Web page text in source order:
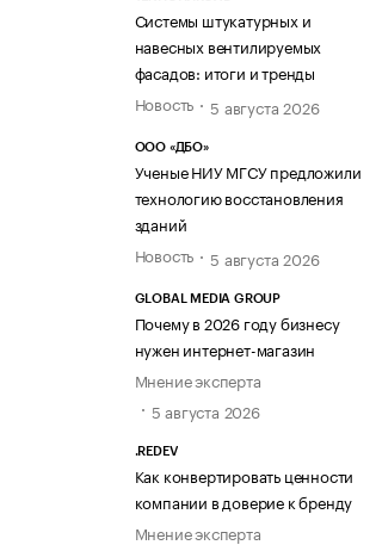
Системы штукатурных и
навесных вентилируемых
фасадов: итоги и тренды
Новость
5 августа 2026
ООО «ДБО»
Ученые НИУ МГСУ предложили
технологию восстановления
зданий
Новость
5 августа 2026
GLOBAL MEDIA GROUP
Почему в 2026 году бизнесу
нужен интернет-магазин
Мнение эксперта
5 августа 2026
.REDEV
Как конвертировать ценности
компании в доверие к бренду
Мнение эксперта